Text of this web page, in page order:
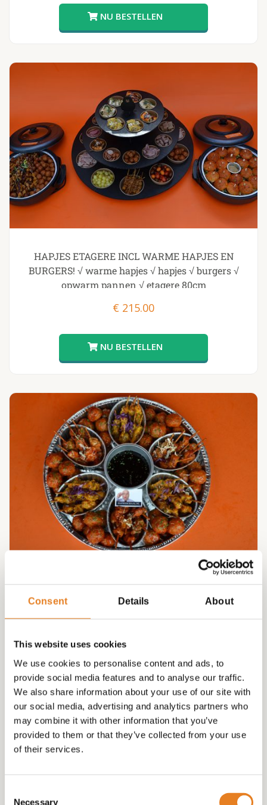
Consent Details About
This website uses cookies
We use cookies to personalise content and ads, to
provide social media features and to analyse our traffic.
We also share information about your use of our site with
our social media, advertising and analytics partners who
may combine it with other information that you’ve
provided to them or that they’ve collected from your use
of their services.
Necessary
HAPJES ETAGERE INCL WARME HAPJES EN
BURGERS! √ warme hapjes √ hapjes √ burgers √
opwarm pannen √ etagere 80cm
€ 215.00
HAPJESSCHAAL VOOR IN DE OVEN ! √ balletjes √
sate
€